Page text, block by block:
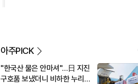
아주PICK
"한국산 물은 안마셔"…日 지진
구호품 보냈더니 비하한 누리